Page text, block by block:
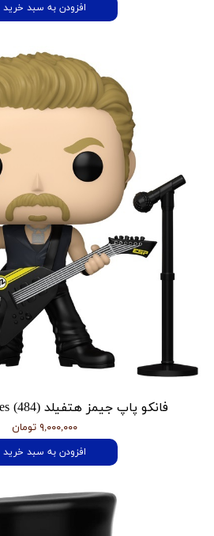
افزودن به سبد خرید
فانکو پاپ جیمز هتفیلد Metallica - James (484)
۹,۰۰۰,۰۰۰ تومان
افزودن به سبد خرید